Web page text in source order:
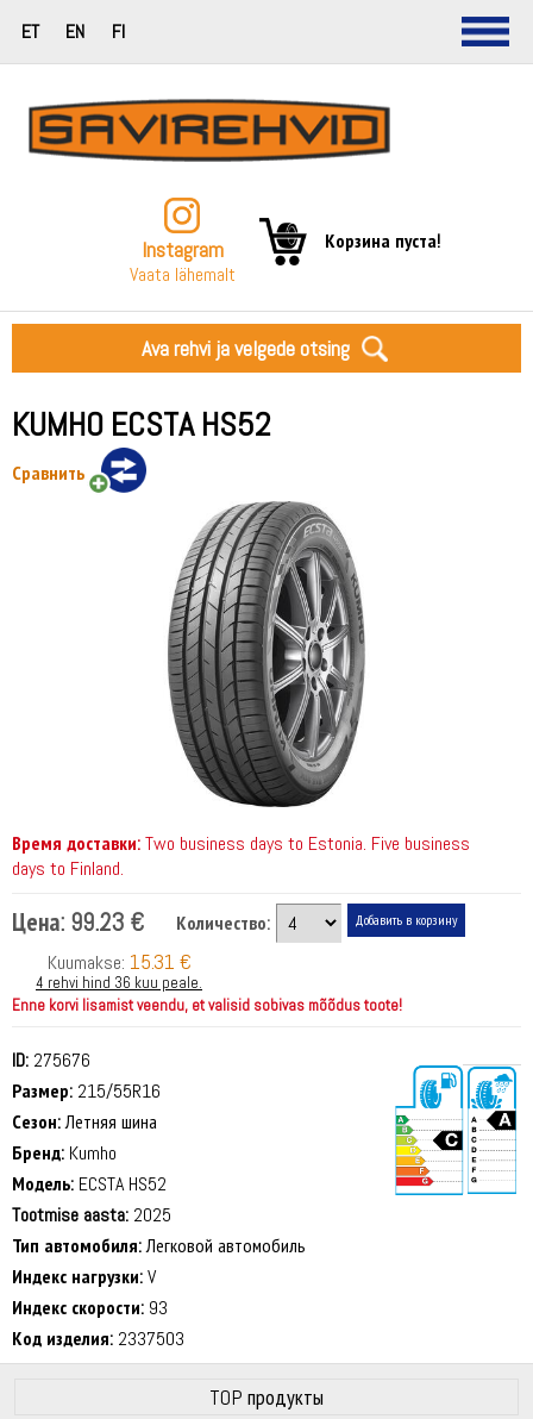
ET EN FI
Instagram
Vaata lähemalt
Корзина пуста!
Ava rehvi ja velgede otsing
KUMHO ECSTA HS52
Сравнить
Время доставки:Two business days to Estonia. Five business
days to Finland.
Цена: 99.23 €
Количество:
Kuumakse: 15.31 €
4 rehvi hind 36 kuu peale.
Enne korvi lisamist veendu, et valisid sobivas mõõdus toote!
ID: 275676
Размер: 215/55R16
Сезон:Летняя шина
Бренд: Kumho
Модель: ECSTA HS52
Tootmise aasta: 2025
Тип автомобиля:Легковой автомобиль
Индекс нагрузки:V
Индекс скорости: 93
Код изделия: 2337503
TOP продукты